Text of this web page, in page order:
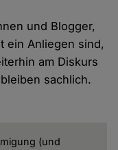
und Blogger,
ein Anliegen sind,
am Diskurs
sachlich.
(und